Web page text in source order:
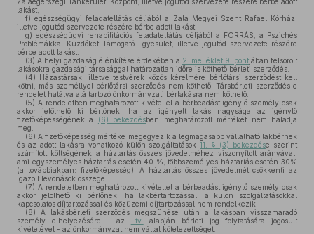
lakást,
f) egészségügyi feladatellátás céljából a Zala Megyei Szent Rafael Kórház,
illetve jogutód szervezete részére bérbe adott lakást,
g) egészségügyi rehabilitációs feladatellátás céljából a FORRÁS, a Pszichés
Problémákkal Küzdőket Támogató Egyesület, illetve jogutód szervezete részére
bérbe adott lakást.
(3) A helyi gazdaság élénkítése érdekében a 2. melléklet 9. pontjában felsorolt
lakásokra gazdasági társasággal határozatlan időre is köthető bérleti szerződés.
(4) Házastársak, illetve testvérek közös kérelmére bérlőtársi szerződést kell
kötni, más személlyel bérlőtársi szerződés nem köthető. Társbérleti szerződés e
rendelet hatálya alá tartozó önkormányzati bérlakásra nem köthető.
(5) A rendeletben meghatározott kivétellel a bérbeadást igénylő személy csak
akkor jelölhető ki bérlőnek, ha az igényelt lakás nagysága az igénylő
fizetőképességének a (6) bekezdésben meghatározott mértékét nem haladja
meg.
(6) A fizetőképesség mértéke megegyezik a legmagasabb vállalható lakbérnek
és az adott lakásra vonatkozó külön szolgáltatások11. § (3) bekezdése szerint
számított költségének a háztartás összes jövedelméhez viszonyított arányával,
ami egyszemélyes háztartás esetén 40 %, többszemélyes háztartás esetén 30%
(a továbbiakban: fizetőképesség). A háztartás összes jövedelmét csökkenti az
igazolt levonások összege.
(7) A rendeletben meghatározott kivétellel a bérbeadást igénylő személy csak
akkor jelölhető ki bérlőnek, ha lakbértartozással, a külön szolgáltatásokkal
kapcsolatos díjtartozással és közüzemi díjtartozással nem rendelkezik.
(8) A lakásbérleti szerződés megszűnése után a lakásban visszamaradó
személy elhelyezésére – az
Ltv.
alapján bérleti jog folytatására jogosult
kivételével - az önkormányzat nem vállal kötelezettséget.